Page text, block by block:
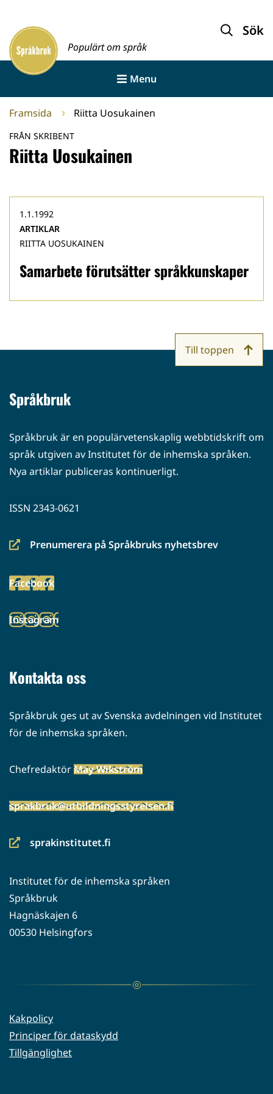
innehållet
Framsida
Populärt om språk
Sök
Menu
Framsida Riitta Uosukainen
FRÅN SKRIBENT
Riitta Uosukainen
Samarbete förutsätter språkkunskaper
1.1.1992
ARTIKLAR
RIITTA UOSUKAINEN
Språkbruk
Språkbruk är en populärvetenskaplig webbtidskrift om
språk utgiven av Institutet för de inhemska språken.
Nya artiklar publiceras kontinuerligt.
ISSN 2343-0621
Prenumerera på Språkbruks nyhetsbrev
(siirryt
palveluun)
Facebook
(siirryt
palveluun)
Instagram
(siirryt
Kontakta oss
Språkbruk ges ut av Svenska avdelningen vid Institutet
för de inhemska språken.
ChefredaktörMay Wikström
sprakbruk@utbildningsstyrelsen.fi
sprakinstitutet.fi
(siirryt
palveluun)
Institutet för de inhemska språken
Språkbruk
Hagnäskajen 6
00530 Helsingfors
Kakpolicy
Principer för dataskydd
Tillgänglighet
Till toppen